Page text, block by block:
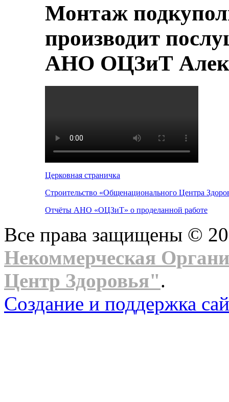
Монтаж
производит
АНО ОЦЗиТ
Церковная страничка
Строительство «Общенационального Центра
Отчёты АНО «ОЦЗиТ» о проделанной работе
Все права защищены ©
Некоммерческая
Центр Здоровья".
Создание и поддержка